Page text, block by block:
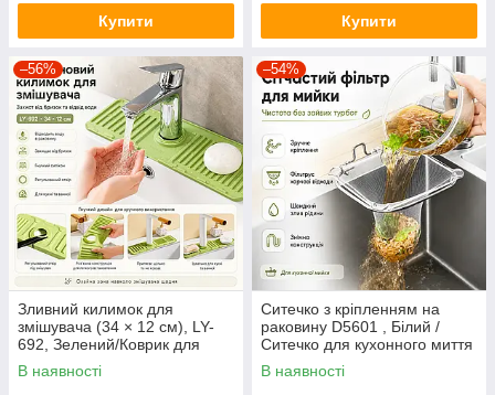
Купити Купити
–56%
Зливний килимок для
змішувача (34 × 12 см), LY-
692, Зелений/Коврик для
мийки/Коврик на раковину
В наявності
–54%
Ситечко з кріпленням на
раковину D5601 , Білий /
Ситечко для кухонного миття
/ Одноразовий сітчастий
фільтр для кухонної раковини
В наявності